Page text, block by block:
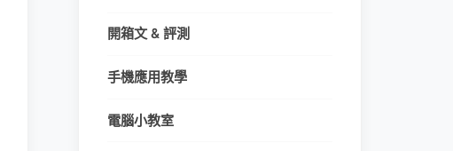
開箱文 & 評測
手機應用教學
電腦小教室